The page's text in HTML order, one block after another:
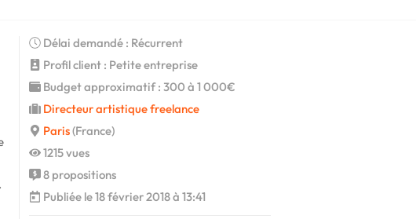
Délai demandé : Récurrent
Profil client : Petite entreprise
Budget approximatif : 300 à 1 000€
Directeur artistique freelance
Paris(France)
1215 vues
8 propositions
Publiée le 18 février 2018 à 13:41